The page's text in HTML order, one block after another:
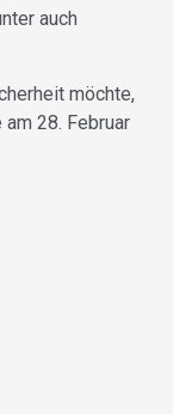
auch
möchte,
28. Februar